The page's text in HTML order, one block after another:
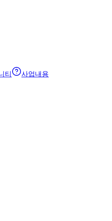
티 사업내용